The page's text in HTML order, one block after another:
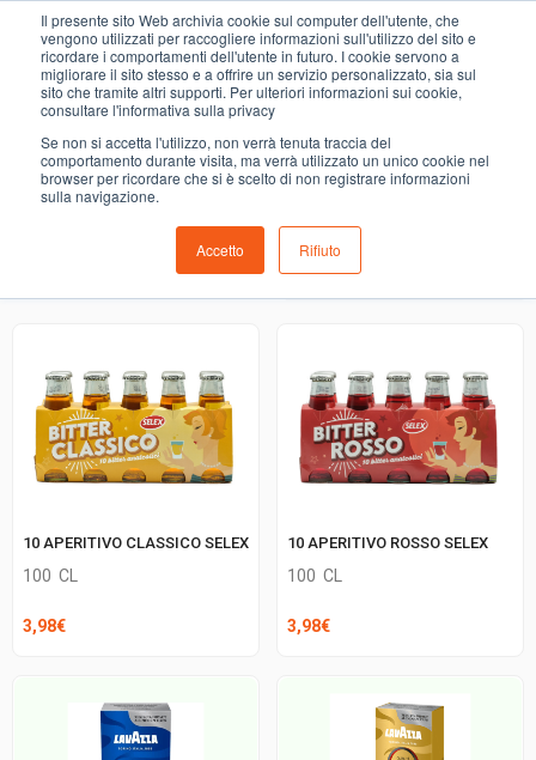
Il presente sito Web archivia cookie sul computer dell'utente, che
vengono utilizzati per raccogliere informazioni sull'utilizzo del sito e
ricordare i comportamenti dell'utente in futuro. I cookie servono a
migliorare il sito stesso e a offrire un servizio personalizzato, sia sul
sito che tramite altri supporti. Per ulteriori informazioni sui cookie,
consultare l'informativa sulla privacy
Se non si accetta l'utilizzo, non verrà tenuta traccia del
comportamento durante visita, ma verrà utilizzato un unico cookie nel
browser per ricordare che si è scelto di non registrare informazioni
sulla navigazione.
Accetto Rifiuto
shop
COMING SOON
gastronomia e del menù settimanale devono essere indicati
nello spazio apposito in sede di checkout
10 APERITIVO CLASSICO SELEX
100 CL
3,98€
10 APERITIVO ROSSO SELEX
100 CL
3,98€